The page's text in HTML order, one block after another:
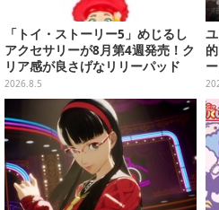
「トイ・ストーリー5」めじるし
アクセサリーが8月第4週発売！ク
リア感が良さげなリリーパッド
や、ジェシーなど全5種ラインナ
ップ
2026.8.5
込